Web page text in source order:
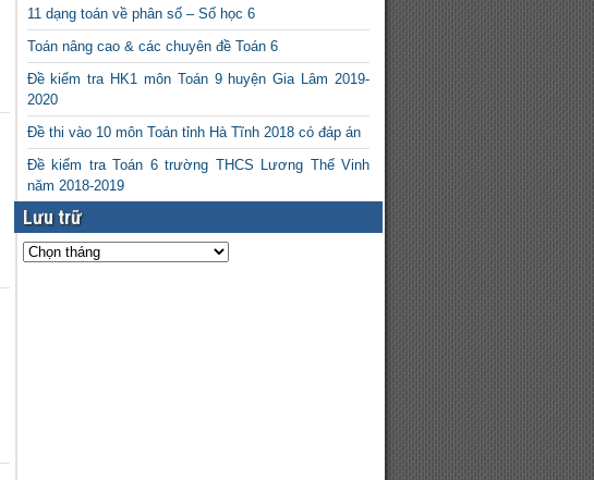
11 dạng toán về phân số – Số học 6
Toán nâng cao & các chuyên đề Toán 6
Đề kiểm tra HK1 môn Toán 9 huyện Gia Lâm 2019-
2020
Đề thi vào 10 môn Toán tỉnh Hà Tĩnh 2018 có đáp án
Đề kiểm tra Toán 6 trường THCS Lương Thế Vinh
năm 2018-2019
Lưu trữ